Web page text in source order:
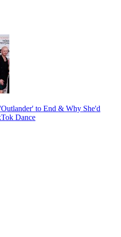
to End & Why She'd
Dance